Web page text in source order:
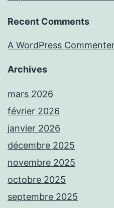
Recent Comments
A WordPress
Archives
mars 2026
février 2026
janvier 2026
décembre 2025
novembre 2025
octobre 2025
septembre 2025